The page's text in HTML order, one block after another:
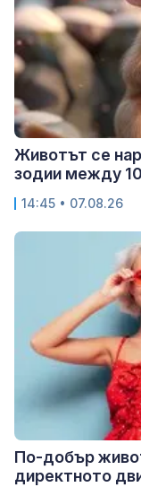
Животът се
зодии между 10
14:45 • 07.08.26
По-добър
директното